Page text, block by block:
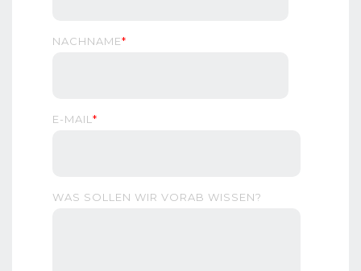
NACHNAME*
E-MAIL *
WAS SOLLEN WIR VORAB WISSEN?